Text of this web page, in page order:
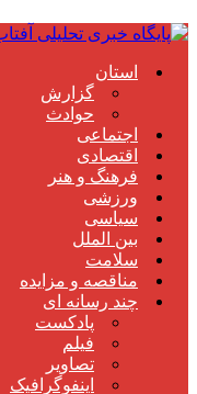
استان
گزارش
حوادث
اجتماعی
اقتصادی
فرهنگ و هنر
ورزشی
سیاسی
بین الملل
سلامت
مناقصه و مزایده
چند رسانه ای
پادکست
فیلم
تصاویر
اینفوگرافیک